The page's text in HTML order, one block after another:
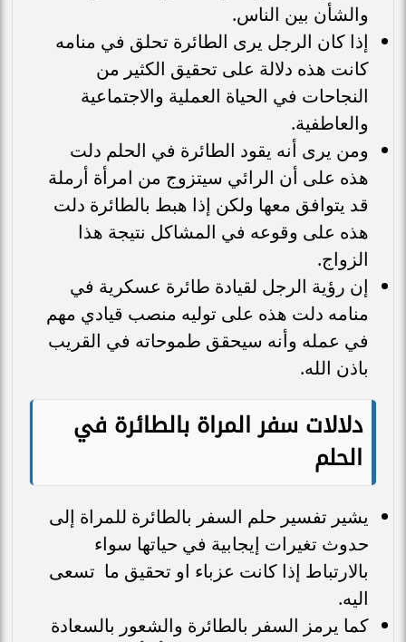
والشأن بين الناس.
إذا كان الرجل يرى الطائرة تحلق في منامه
كانت هذه دلالة على تحقيق الكثير من
النجاحات في الحياة العملية والاجتماعية
والعاطفية.
ومن يرى أنه يقود الطائرة في الحلم دلت
هذه على أن الرائي سيتزوج من امرأة أرملة
قد يتوافق معها ولكن إذا هبط بالطائرة دلت
هذه على وقوعه في المشاكل نتيجة هذا
الزواج.
إن رؤية الرجل لقيادة طائرة عسكرية في
منامه دلت هذه على توليه منصب قيادي مهم
في عمله وأنه سيحقق طموحاته في القريب
باذن الله.
دلالات سفر المراة بالطائرة في
الحلم
يشير تفسير حلم السفر بالطائرة للمراة إلى
حدوث تغيرات إيجابية في حياتها سواء
بالارتباط إذا كانت عزباء او تحقيق ما تسعى
اليه.
كما يرمز السفر بالطائرة والشعور بالسعادة